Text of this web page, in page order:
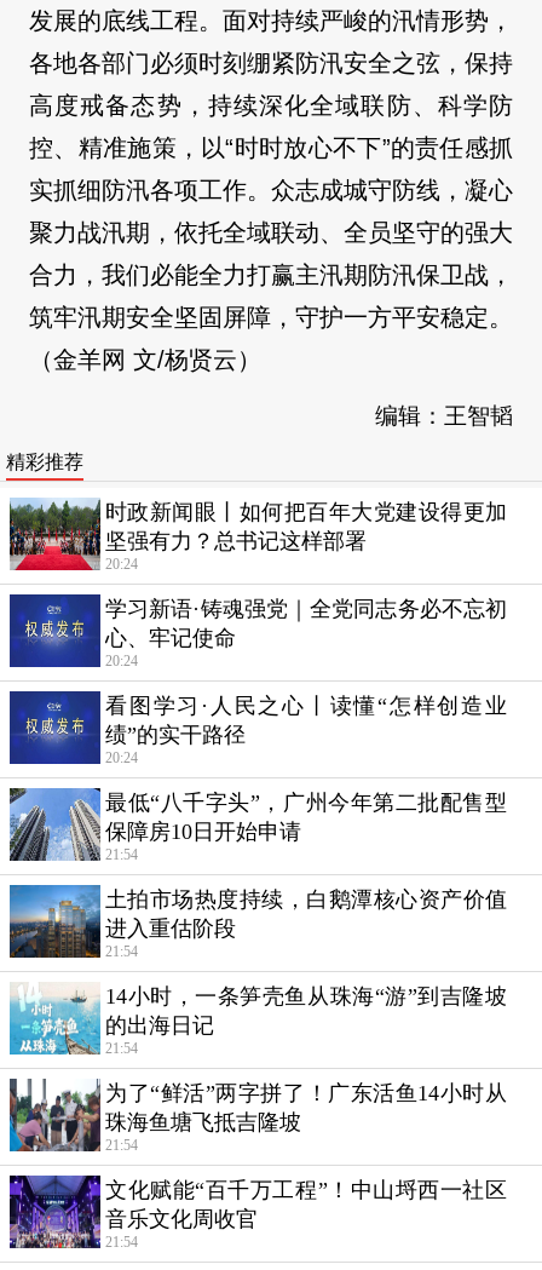
发展的底线工程。面对持续严峻的汛情形势，
各地各部门必须时刻绷紧防汛安全之弦，保持
高度戒备态势，持续深化全域联防、科学防
控、精准施策，以“时时放心不下”的责任感抓
实抓细防汛各项工作。众志成城守防线，凝心
聚力战汛期，依托全域联动、全员坚守的强大
合力，我们必能全力打赢主汛期防汛保卫战，
筑牢汛期安全坚固屏障，守护一方平安稳定。
（金羊网 文/杨贤云）
编辑：王智韬
精彩推荐